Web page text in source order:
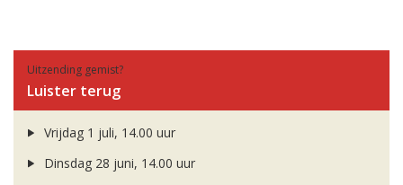
Uitzending gemist?
Luister terug
Vrijdag 1 juli, 14.00 uur
Dinsdag 28 juni, 14.00 uur